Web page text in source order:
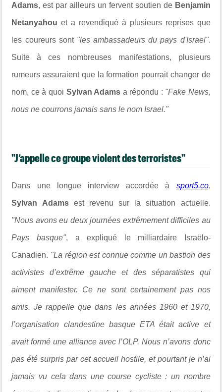
Adams, est par ailleurs un fervent soutien de Benjamin
Netanyahouet a revendiqué à plusieurs reprises que
les coureurs sont "les ambassadeurs du pays d'Israel".
Suite à ces nombreuses manifestations, plusieurs
rumeurs assuraient que la formation pourrait changer de
nom, ce à quoi Sylvan Adams a répondu : "Fake News,
nous ne courrons jamais sans le nom Israel."
"J’appelle ce groupe violent des terroristes"
Dans une longue interview accordée à sport5.co,
Sylvan Adamsest revenu sur la situation actuelle.
"Nous avons eu deux journées extrêmement difficiles au
Pays basque", a expliqué le milliardaire Israëlo-
Canadien. "La région est connue comme un bastion des
activistes d’extrême gauche et des séparatistes qui
aiment manifester. Ce ne sont certainement pas nos
amis. Je rappelle que dans les années 1960 et 1970,
l’organisation clandestine basque ETA était active et
avait formé une alliance avec l’OLP. Nous n’avons donc
pas été surpris par cet accueil hostile, et pourtant je n’ai
jamais vu cela dans une course cycliste : un nombre